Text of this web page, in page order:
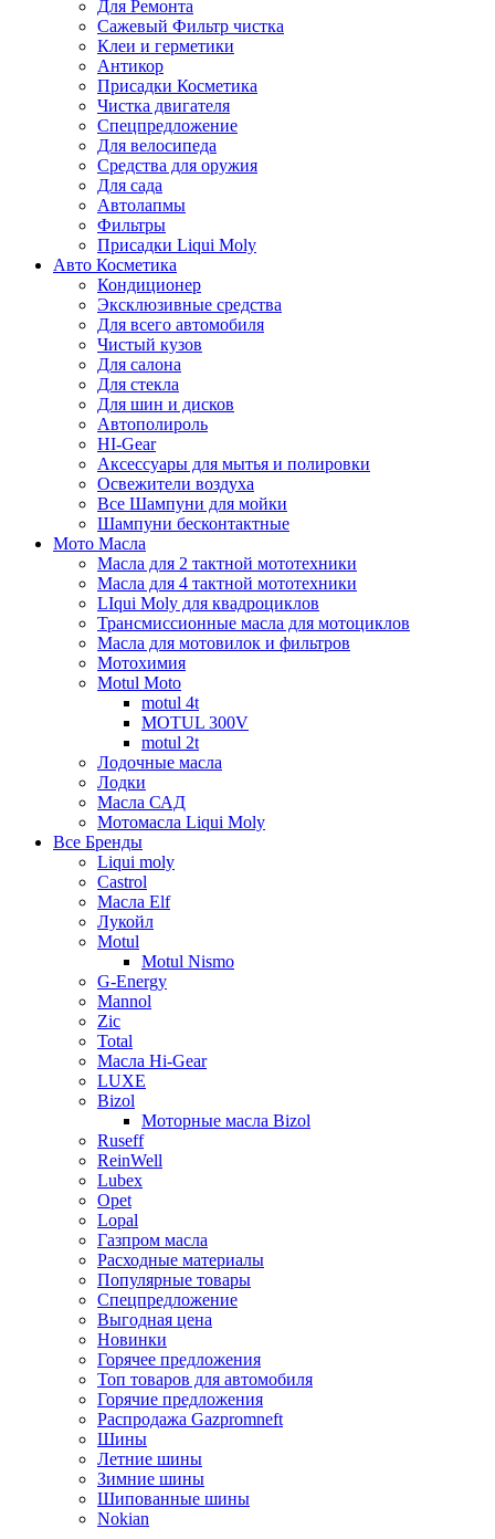
Для Ремонта
Сажевый Фильтр чистка
Клеи и герметики
Антикор
Присадки Косметика
Чистка двигателя
Спецпредложение
Для велосипеда
Средства для оружия
Для сада
Автолапмы
Фильтры
Присадки Liqui Moly
Авто Косметика
Кондиционер
Эксклюзивные средства
Для всего автомобиля
Чистый кузов
Для салона
Для стекла
Для шин и дисков
Автополироль
HI-Gear
Аксессуары для мытья и полировки
Освежители воздуха
Все Шампуни для мойки
Шампуни бесконтактные
Мото Масла
Масла для 2 тактной мототехники
Масла для 4 тактной мототехники
LIqui Moly для квадроциклов
Трансмиссионные масла для мотоциклов
Масла для мотовилок и фильтров
Мотохимия
Motul Moto
motul 4t
MOTUL 300V
motul 2t
Лодочные масла
Лодки
Масла САД
Мотомасла Liqui Moly
Все Бренды
Liqui moly
Castrol
Масла Elf
Лукойл
Motul
Motul Nismo
G-Energy
Mannol
Zic
Total
Масла Hi-Gear
LUXE
Bizol
Моторные масла Bizol
Ruseff
ReinWell
Lubex
Opet
Lopal
Газпром масла
Расходные материалы
Популярные товары
Спецпредложение
Выгодная цена
Новинки
Горячее предложения
Топ товаров для автомобиля
Горячие предложения
Распродажа Gazpromneft
Шины
Летние шины
Зимние шины
Шипованные шины
Nokian